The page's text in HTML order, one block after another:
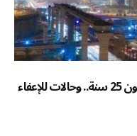
نظام إيرادات الدولة: تمكين تقسيط الديون 25 سنة.. وحالات للإعفاء